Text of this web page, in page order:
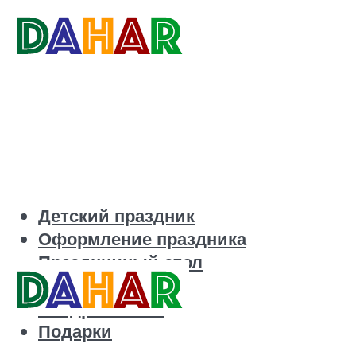
Детский праздник
Оформление праздника
Праздничный стол
Корпоратив
Поздравления
Подарки